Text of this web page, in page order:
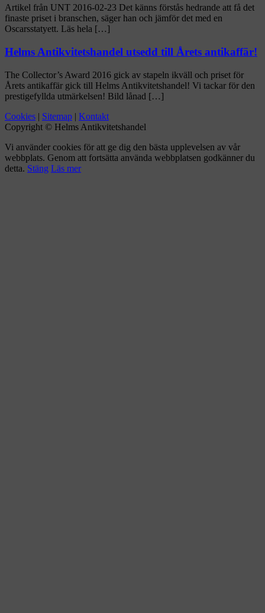
Artikel från UNT 2016-02-23 Det känns förstås hedrande att få det
finaste priset i branschen, säger han och jämför det med en
Oscarsstatyett. Läs hela […]
Helms Antikvitetshandel utsedd till Årets antikaffär!
The Collector’s Award 2016 gick av stapeln ikväll och priset för
Årets antikaffär gick till Helms Antikvitetshandel! Vi tackar för den
prestigefyllda utmärkelsen! Bild lånad […]
Cookies | Sitemap | Kontakt
Copyright © Helms Antikvitetshandel
Vi använder cookies för att ge dig den bästa upplevelsen av vår
webbplats. Genom att fortsätta använda webbplatsen godkänner du
detta. Stäng Läs mer